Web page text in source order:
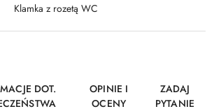
Klamka z rozetą WC
DOT.
OPINIE I
OCENY
ZADAJ
PYTANIE